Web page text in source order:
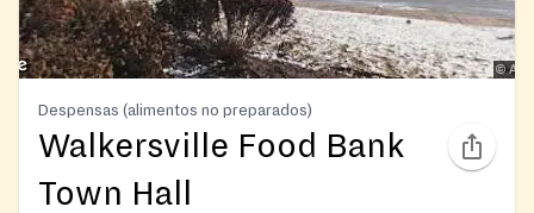
Despensas (alimentos no preparados)
Walkersville Food Bank
Town Hall